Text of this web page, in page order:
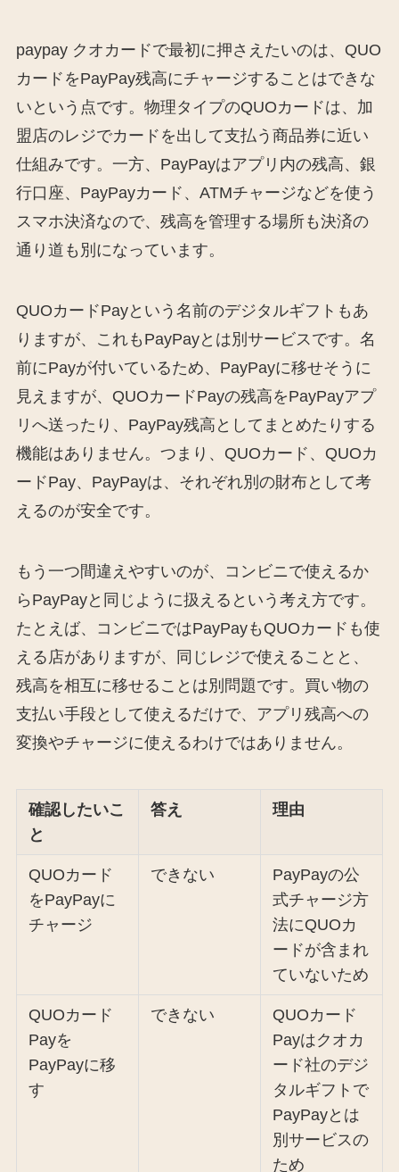
paypay クオカードで最初に押さえたいのは、QUO
カードをPayPay残高にチャージすることはできな
いという点です。物理タイプのQUOカードは、加
盟店のレジでカードを出して支払う商品券に近い
仕組みです。一方、PayPayはアプリ内の残高、銀
行口座、PayPayカード、ATMチャージなどを使う
スマホ決済なので、残高を管理する場所も決済の
通り道も別になっています。
QUOカードPayという名前のデジタルギフトもあ
りますが、これもPayPayとは別サービスです。名
前にPayが付いているため、PayPayに移せそうに
見えますが、QUOカードPayの残高をPayPayアプ
リへ送ったり、PayPay残高としてまとめたりする
機能はありません。つまり、QUOカード、QUOカ
ードPay、PayPayは、それぞれ別の財布として考
えるのが安全です。
もう一つ間違えやすいのが、コンビニで使えるか
らPayPayと同じように扱えるという考え方です。
たとえば、コンビニではPayPayもQUOカードも使
える店がありますが、同じレジで使えることと、
残高を相互に移せることは別問題です。買い物の
支払い手段として使えるだけで、アプリ残高への
変換やチャージに使えるわけではありません。
確認したいこ
と
答え 理由
QUOカード
をPayPayに
チャージ
できない
PayPayの公
式チャージ方
法にQUOカ
ードが含まれ
ていないため
QUOカード
Payを
PayPayに移
す
できない
QUOカード
Payはクオカ
ード社のデジ
タルギフトで
PayPayとは
別サービスの
ため